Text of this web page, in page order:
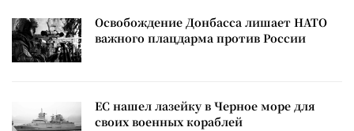
Освобождение Донбасса лишает НАТО
важного плацдарма против России
ЕС нашел лазейку в Черное море для
своих военных кораблей